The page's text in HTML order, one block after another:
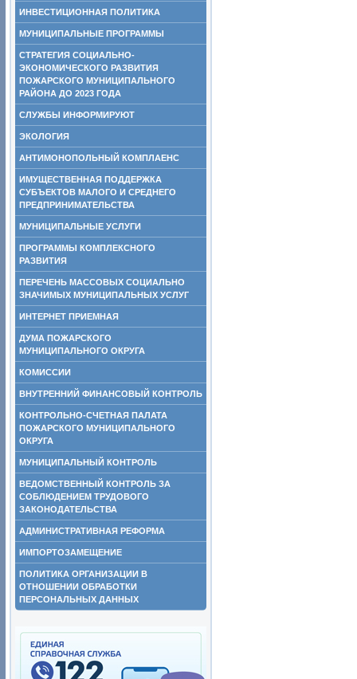
ИНВЕСТИЦИОННАЯ ПОЛИТИКА
МУНИЦИПАЛЬНЫЕ ПРОГРАММЫ
СТРАТЕГИЯ СОЦИАЛЬНО-
ЭКОНОМИЧЕСКОГО РАЗВИТИЯ
ПОЖАРСКОГО МУНИЦИПАЛЬНОГО
РАЙОНА ДО 2023 ГОДА
СЛУЖБЫ ИНФОРМИРУЮТ
ЭКОЛОГИЯ
АНТИМОНОПОЛЬНЫЙ КОМПЛАЕНС
ИМУЩЕСТВЕННАЯ ПОДДЕРЖКА
СУБЪЕКТОВ МАЛОГО И СРЕДНЕГО
ПРЕДПРИНИМАТЕЛЬСТВА
МУНИЦИПАЛЬНЫЕ УСЛУГИ
ПРОГРАММЫ КОМПЛЕКСНОГО
РАЗВИТИЯ
ПЕРЕЧЕНЬ МАССОВЫХ СОЦИАЛЬНО
ЗНАЧИМЫХ МУНИЦИПАЛЬНЫХ УСЛУГ
ИНТЕРНЕТ ПРИЕМНАЯ
ДУМА ПОЖАРСКОГО
МУНИЦИПАЛЬНОГО ОКРУГА
КОМИССИИ
ВНУТРЕННИЙ ФИНАНСОВЫЙ КОНТРОЛЬ
КОНТРОЛЬНО-СЧЕТНАЯ ПАЛАТА
ПОЖАРСКОГО МУНИЦИПАЛЬНОГО
ОКРУГА
МУНИЦИПАЛЬНЫЙ КОНТРОЛЬ
ВЕДОМСТВЕННЫЙ КОНТРОЛЬ ЗА
СОБЛЮДЕНИЕМ ТРУДОВОГО
ЗАКОНОДАТЕЛЬСТВА
АДМИНИСТРАТИВНАЯ РЕФОРМА
ИМПОРТОЗАМЕЩЕНИЕ
ПОЛИТИКА ОРГАНИЗАЦИИ В
ОТНОШЕНИИ ОБРАБОТКИ
ПЕРСОНАЛЬНЫХ ДАННЫХ